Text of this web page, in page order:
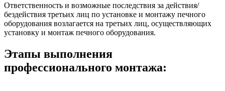
Ответственность и возможные последствия за действия/
бездействия третьих лиц по установке и монтажу печного
оборудования возлагается на третьих лиц, осуществляющих
установку и монтаж печного оборудования.
Этапы выполнения
профессионального монтажа: